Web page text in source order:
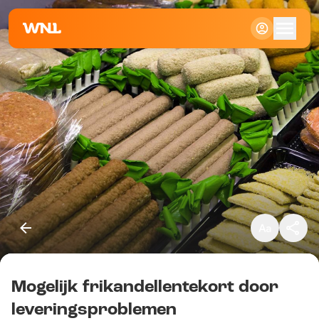
Klein
Standaard
Groot
Kopieer link
Mogelijk frikandellentekort door
leveringsproblemen